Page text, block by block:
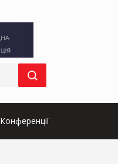
Конференції